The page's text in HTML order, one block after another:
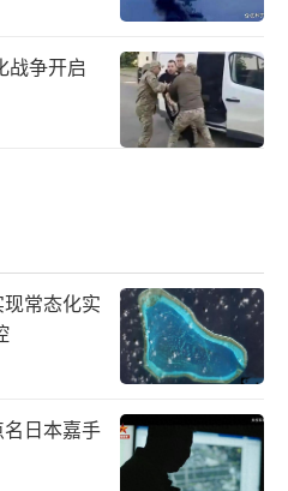
战争开启
常态化实
日本嘉手